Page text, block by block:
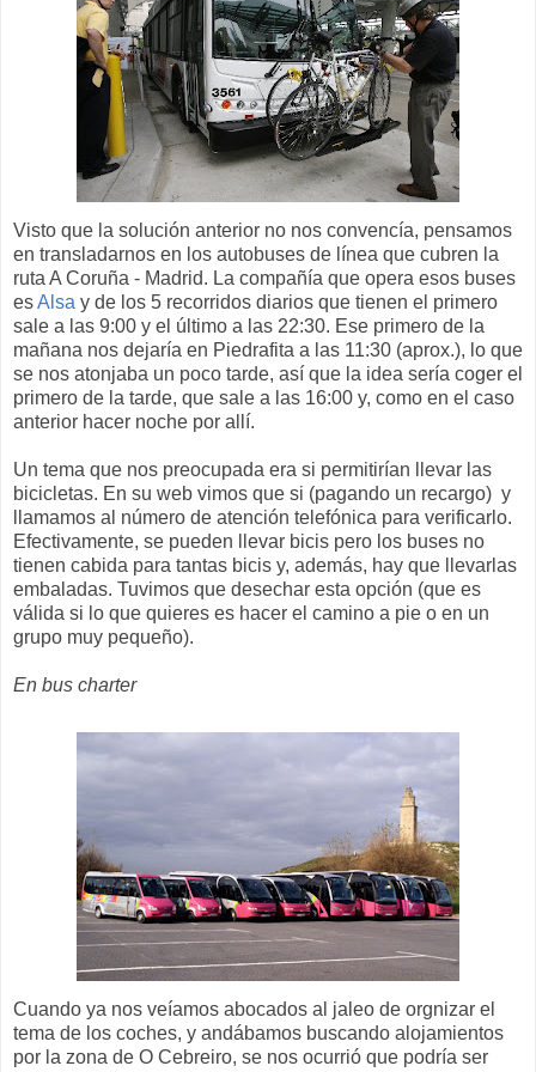
Visto que la solución anterior no nos convencía, pensamos
en transladarnos en los autobuses de línea que cubren la
ruta A Coruña - Madrid. La compañía que opera esos buses
esAlsa y de los 5 recorridos diarios que tienen el primero
sale a las 9:00 y el último a las 22:30. Ese primero de la
mañana nos dejaría en Piedrafita a las 11:30 (aprox.), lo que
se nos atonjaba un poco tarde, así que la idea sería coger el
primero de la tarde, que sale a las 16:00 y, como en el caso
anterior hacer noche por allí.
Un tema que nos preocupada era si permitirían llevar las
bicicletas. En su web vimos que si (pagando un recargo) y
llamamos al número de atención telefónica para verificarlo.
Efectivamente, se pueden llevar bicis pero los buses no
tienen cabida para tantas bicis y, además, hay que llevarlas
embaladas. Tuvimos que desechar esta opción (que es
válida si lo que quieres es hacer el camino a pie o en un
grupo muy pequeño).
En bus charter
Cuando ya nos veíamos abocados al jaleo de orgnizar el
tema de los coches, y andábamos buscando alojamientos
por la zona de O Cebreiro, se nos ocurrió que podría ser